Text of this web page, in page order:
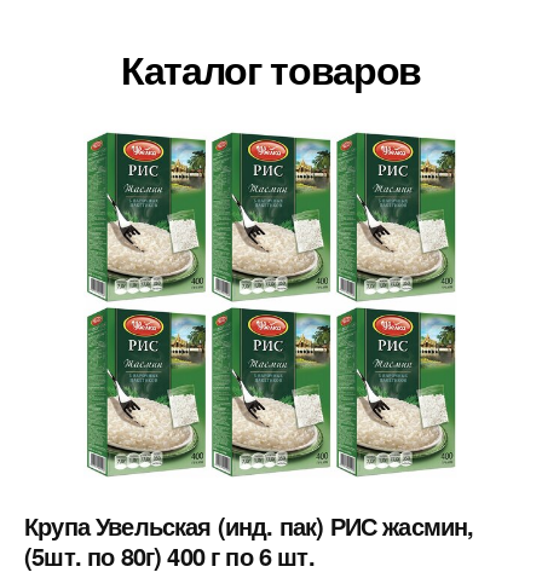
Каталог товаров
Крупа Увельская (инд. пак) РИС жасмин,
(5шт. по 80г) 400 г по 6 шт.